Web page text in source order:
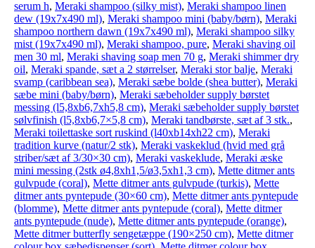
serum h, Meraki shampoo (silky mist), Meraki shampoo linen
dew (19x7x490 ml), Meraki shampoo mini (baby/børn), Meraki
shampoo northern dawn (19x7x490 ml), Meraki shampoo silky
mist (19x7x490 ml), Meraki shampoo, pure, Meraki shaving oil
men 30 ml, Meraki shaving soap men 70 g, Meraki shimmer dry
oil, Meraki spande, sæt a 2 størrelser, Meraki stor balje, Meraki
svamp (caribbean sea), Meraki sæbe bolde (shea butter), Meraki
sæbe mini (baby/børn), Meraki sæbeholder supply børstet
messing (l5,8xb6,7xh5,8 cm), Meraki sæbeholder supply børstet
sølvfinish (l5,8xb6,7×5,8 cm), Meraki tandbørste, sæt af 3 stk.,
Meraki toilettaske sort ruskind (l40xb14xh22 cm), Meraki
tradition kurve (natur/2 stk), Meraki vaskeklud (hvid med grå
striber/sæt af 3/30×30 cm), Meraki vaskeklude, Meraki æske
mini messing (2stk ø4,8xh1,5/ø3,5xh1,3 cm), Mette ditmer ants
gulvpude (coral), Mette ditmer ants gulvpude (turkis), Mette
ditmer ants pyntepude (30×60 cm), Mette ditmer ants pyntepude
(blomme), Mette ditmer ants pyntepude (coral), Mette ditmer
ants pyntepude (nude), Mette ditmer ants pyntepude (orange),
Mette ditmer butterfly sengetæppe (190×250 cm), Mette ditmer